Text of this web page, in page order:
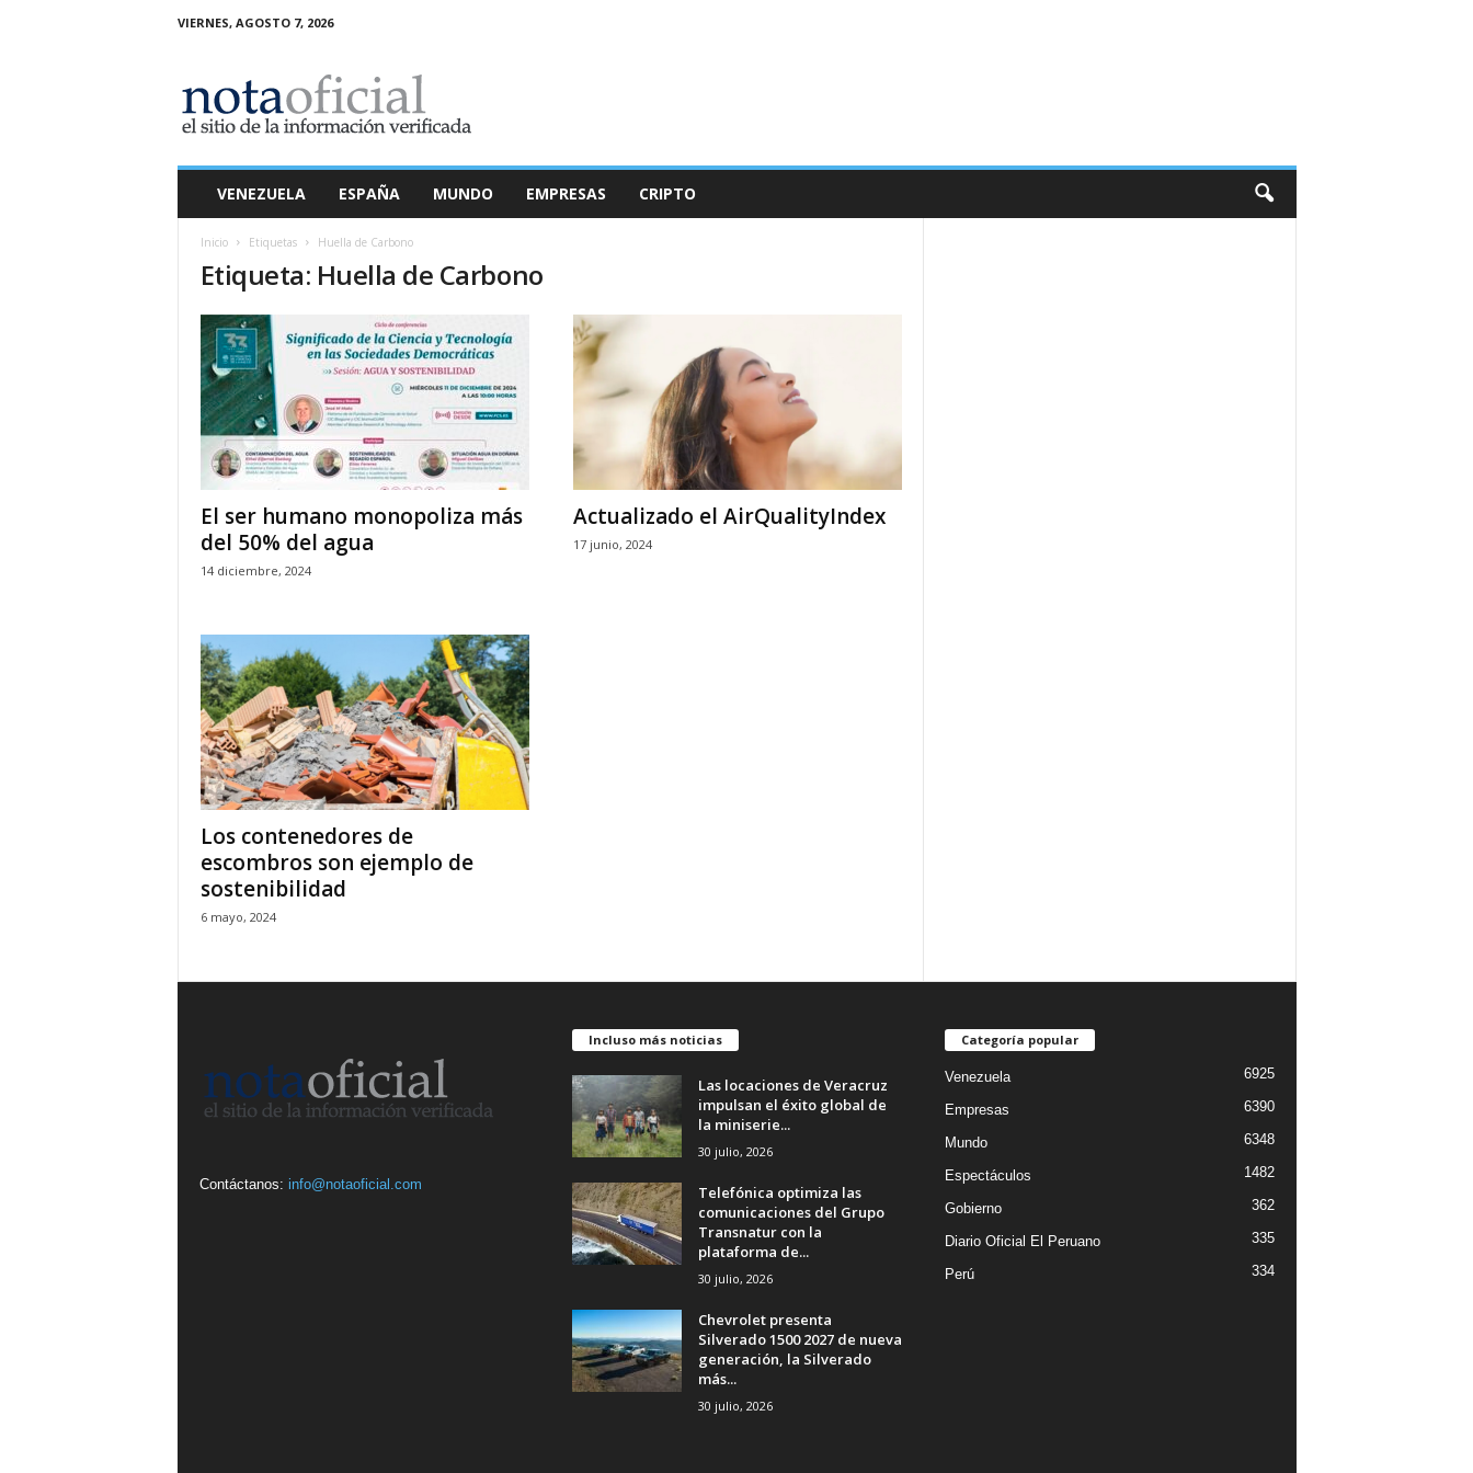
VIERNES, AGOSTO 7, 2026
a
O
VENEZUELA ESPAÑA MUNDO EMPRESAS CRIPTO
Inicio Etiquetas Huella de Carbono
Etiqueta: Huella de Carbono
El ser humano monopoliza más
del 50% del agua
14 diciembre, 2024
Actualizado el AirQualityIndex
17 junio, 2024
Los contenedores de
escombros son ejemplo de
sostenibilidad
6 mayo, 2024
Contáctanos: info@notaoficial.com
Incluso más noticias
Las locaciones de Veracruz
impulsan el éxito global de
la miniserie...
30 julio, 2026
Telefónica optimiza las
comunicaciones del Grupo
Transnatur con la
plataforma de...
30 julio, 2026
Chevrolet presenta
Silverado 1500 2027 de nueva
generación, la Silverado
más...
30 julio, 2026
Categoría popular
Venezuela 6925
Empresas 6390
Mundo 6348
Espectáculos 1482
Gobierno 362
Diario Oficial El Peruano 335
Perú 334